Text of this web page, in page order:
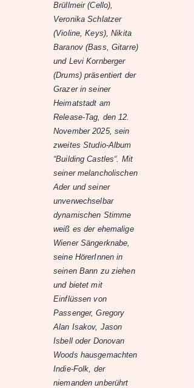
Brüllmeir (Cello),
Veronika Schlatzer
(Violine, Keys), Nikita
Baranov (Bass, Gitarre)
und Levi Kornberger
(Drums) präsentiert der
Grazer in seiner
Heimatstadt am
Release-Tag, den 12.
November 2025, sein
zweites Studio-Album
“Building Castles“. Mit
seiner melancholischen
Ader und seiner
unverwechselbar
dynamischen Stimme
weiß es der ehemalige
Wiener Sängerknabe,
seine HörerInnen in
seinen Bann zu ziehen
und bietet mit
Einflüssen von
Passenger, Gregory
Alan Isakov, Jason
Isbell oder Donovan
Woods hausgemachten
Indie-Folk, der
niemanden unberührt